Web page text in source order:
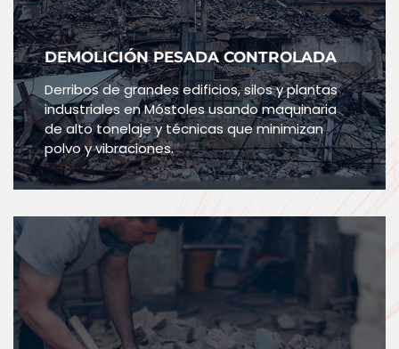
DEMOLICIÓN PESADA CONTROLADA
Derribos de grandes edificios, silos y plantas
industriales en Móstoles usando maquinaria
de alto tonelaje y técnicas que minimizan
polvo y vibraciones.